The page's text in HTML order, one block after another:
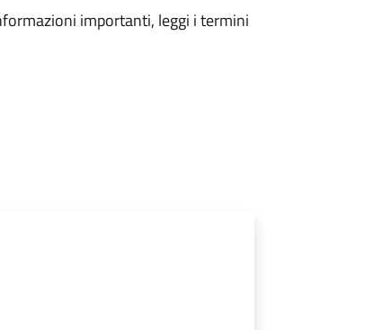
importanti, leggi i termini